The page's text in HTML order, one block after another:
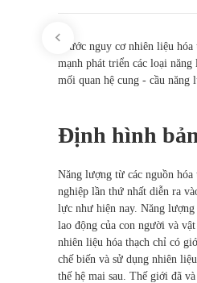
Trước nguy cơ nhiên liệu
mạnh phát triển các loại
mối quan hệ cung - cầu năng
Định hình
Năng lượng từ các nguồn
nghiệp lần thứ nhất diễn ra
lực như hiện nay. Năng
lao động của con người và
nhiên liệu hóa thạch chỉ có
chế biến và sử dụng nhiên
thế hệ mai sau. Thế giới đã